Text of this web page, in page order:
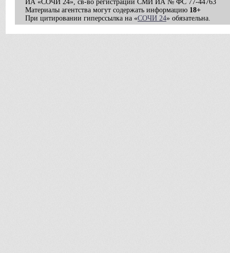
ИА «СОЧИ 24», св-во регистрации СМИ ИА № ФС 77-44763
Материалы агентства могут содержать информацию 18+
При цитировании гиперссылка на «СОЧИ 24» обязательна.